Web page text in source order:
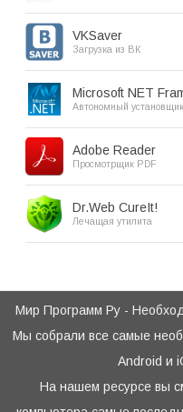
VKSaver
Загрузка из ВК
Microsoft NET
Автономный установщик
Adobe Reader
Просмотрщик PDF
Dr.Web CureIt!
Лечащая утилита
Мир Программ Ру -
Мы собрали все самые
Android и
На нашем ресурсе вы